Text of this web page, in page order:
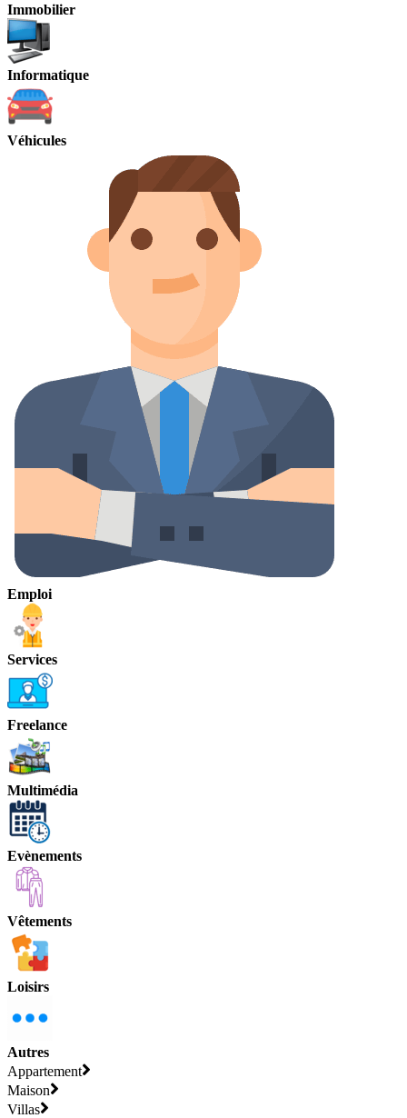
Immobilier
Informatique
Véhicules
Emploi
Services
Freelance
Multimédia
Evènements
Vêtements
Loisirs
Autres
Appartement
Maison
Villas